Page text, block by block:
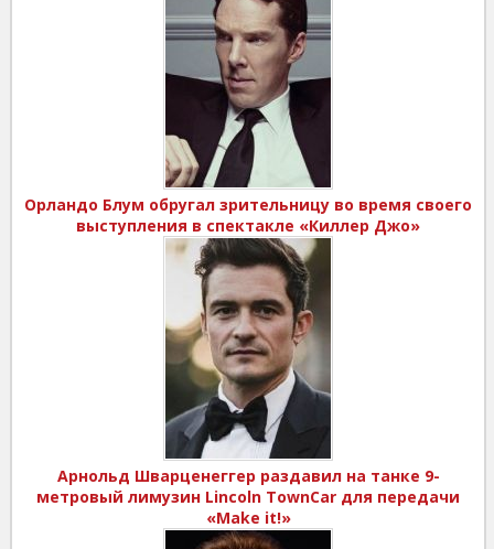
Орландо Блум обругал зрительницу во время своего
выступления в спектакле «Киллер Джо»
Арнольд Шварценеггер раздавил на танке 9-
метровый лимузин Lincoln TownCar для передачи
«Make it!»